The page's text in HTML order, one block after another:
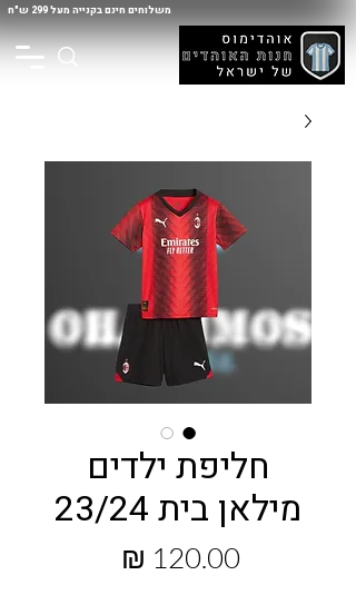
משלוחים חינם בקנייה מעל 299 ש"ח
חליפת ילדים
מילאן בית 23/24